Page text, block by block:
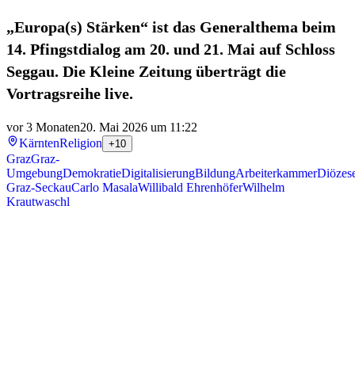
„Europa(s) Stärken“ ist das Generalthema beim
14. Pfingstdialog am 20. und 21. Mai auf Schloss
Seggau. Die Kleine Zeitung überträgt die
Vortragsreihe live.
vor 3 Monaten20. Mai 2026 um 11:22
KärntenReligion +10
GrazGraz-
UmgebungDemokratieDigitalisierungBildungArbeiterkammer
Graz-SeckauCarlo MasalaWillibald EhrenhöferWilhelm
Krautwaschl